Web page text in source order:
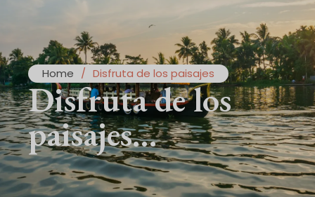
Home / Disfruta de los paisajes
Disfruta de los
paisajes…